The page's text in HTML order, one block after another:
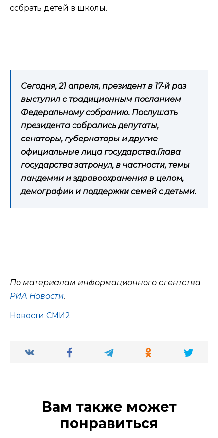
собрать детей в школы.
Сегодня, 21 апреля, президент в 17-й раз
выступил с традиционным посланием
Федеральному собранию. Послушать
президента собрались депутаты,
сенаторы, губернаторы и другие
официальные лица государства.Глава
государства затронул, в частности, темы
пандемии и здравоохранения в целом,
демографии и поддержки семей с детьми.
По материалам информационного агентства
РИА Новости.
Новости СМИ2
Вам также может
понравиться